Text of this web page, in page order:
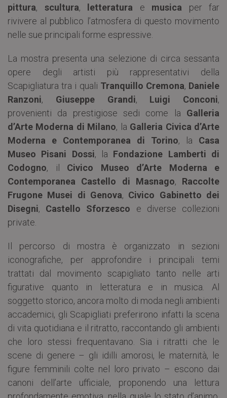
pittura, scultura, letteratura e musica per far
rivivere al pubblico l’atmosfera di questo movimento
nelle sue principali forme espressive.
La mostra presenta una selezione di circa sessanta
opere degli artisti più rappresentativi della
Scapigliatura tra i quali Tranquillo Cremona, Daniele
Ranzoni, Giuseppe Grandi, Luigi Conconi,
provenienti da prestigiose sedi come la Galleria
d’Arte Moderna di Milano, la Galleria Civica d’Arte
Moderna e Contemporanea di Torino, la Casa
Museo Pisani Dossi, la Fondazione Lamberti di
Codogno, il Civico Museo d’Arte Moderna e
Contemporanea Castello di Masnago, Raccolte
Frugone Musei di Genova, Civico Gabinetto dei
Disegni, Castello Sforzesco e diverse collezioni
private.
Il percorso di mostra è organizzato in sezioni
iconografiche, per approfondire i principali temi
trattati dal movimento scapigliato tanto nelle arti
figurative quanto in letteratura e in musica. Al
soggetto storico, ancora molto di moda negli ambienti
accademici, gli Scapigliati preferirono infatti la scena
di vita quotidiana e il ritratto, raccontando gli ambienti
che loro stessi frequentavano. Sia i ritratti che le
scene di genere – gli idilli amorosi, le maternità, le
figure femminili colte nel loro privato – escono dai
canoni dell’arte ufficiale, proponendo una lettura